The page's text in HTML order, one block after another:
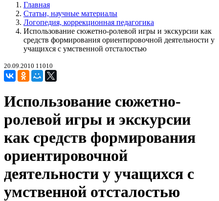
Главная
Статьи, научные материалы
Логопедия, коррекционная педагогика
Использование сюжетно-ролевой игры и экскурсии как
средств формирования ориентировочной деятельности у
учащихся с умственной отсталостью
20.09.2010 11010
Использование сюжетно-
ролевой игры и экскурсии
как средств формирования
ориентировочной
деятельности у учащихся с
умственной отсталостью